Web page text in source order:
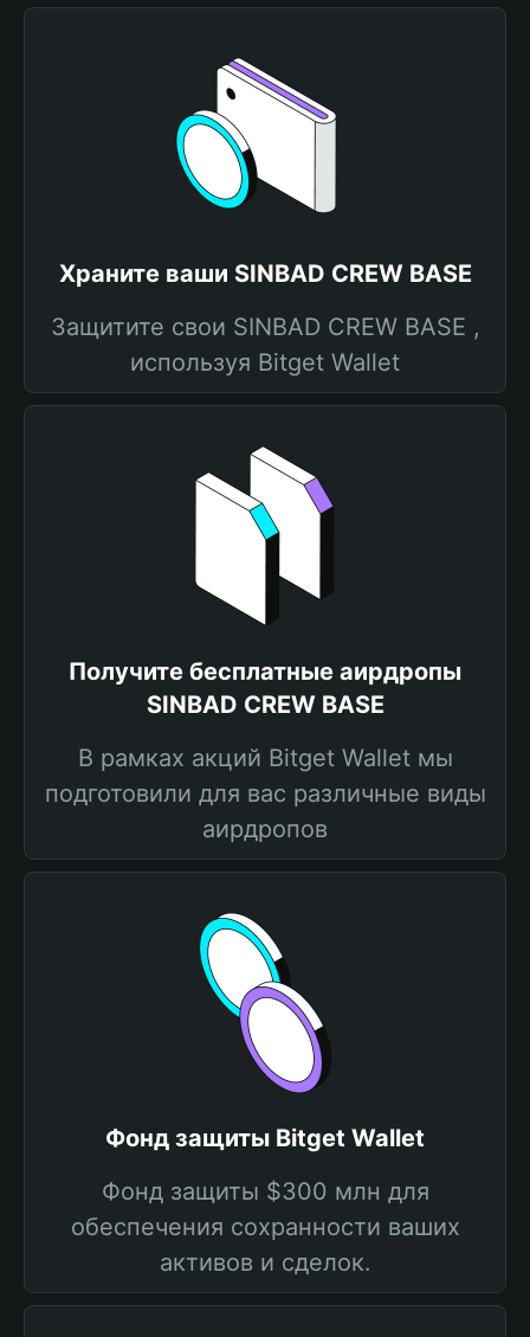
Храните ваши SINBAD CREW BASE
Защитите свои SINBAD CREW BASE ,
используя Bitget Wallet
Получите бесплатные аирдропы
SINBAD CREW BASE
В рамках акций Bitget Wallet мы
подготовили для вас различные виды
аирдропов
Фонд защиты Bitget Wallet
Фонд защиты $300 млн для
обеспечения сохранности ваших
активов и сделок.